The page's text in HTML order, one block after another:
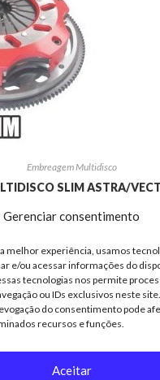
Gerenciar consentimento
melhor experiência, usamos
e/ou acessar informações do
tecnologias nos permite
ou IDs exclusivos neste
do consentimento pode
recursos e funções.
Aceitar
Embreagem Multidisco
SLIM ASTRA/
Adicionar ao carrinho